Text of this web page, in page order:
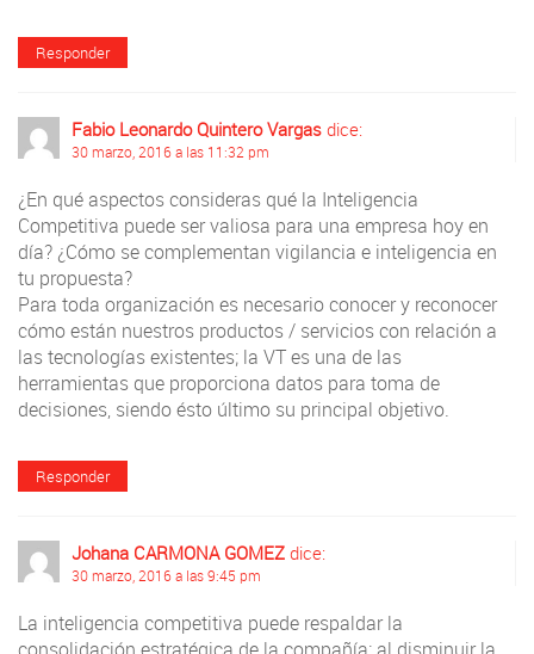
Responder
Fabio Leonardo Quintero Vargas dice:
30 marzo, 2016 a las 11:32 pm
¿En qué aspectos consideras qué la Inteligencia
Competitiva puede ser valiosa para una empresa hoy en
día? ¿Cómo se complementan vigilancia e inteligencia en
tu propuesta?
Para toda organización es necesario conocer y reconocer
cómo están nuestros productos / servicios con relación a
las tecnologías existentes; la VT es una de las
herramientas que proporciona datos para toma de
decisiones, siendo ésto último su principal objetivo.
Responder
Johana CARMONA GOMEZ dice:
30 marzo, 2016 a las 9:45 pm
La inteligencia competitiva puede respaldar la